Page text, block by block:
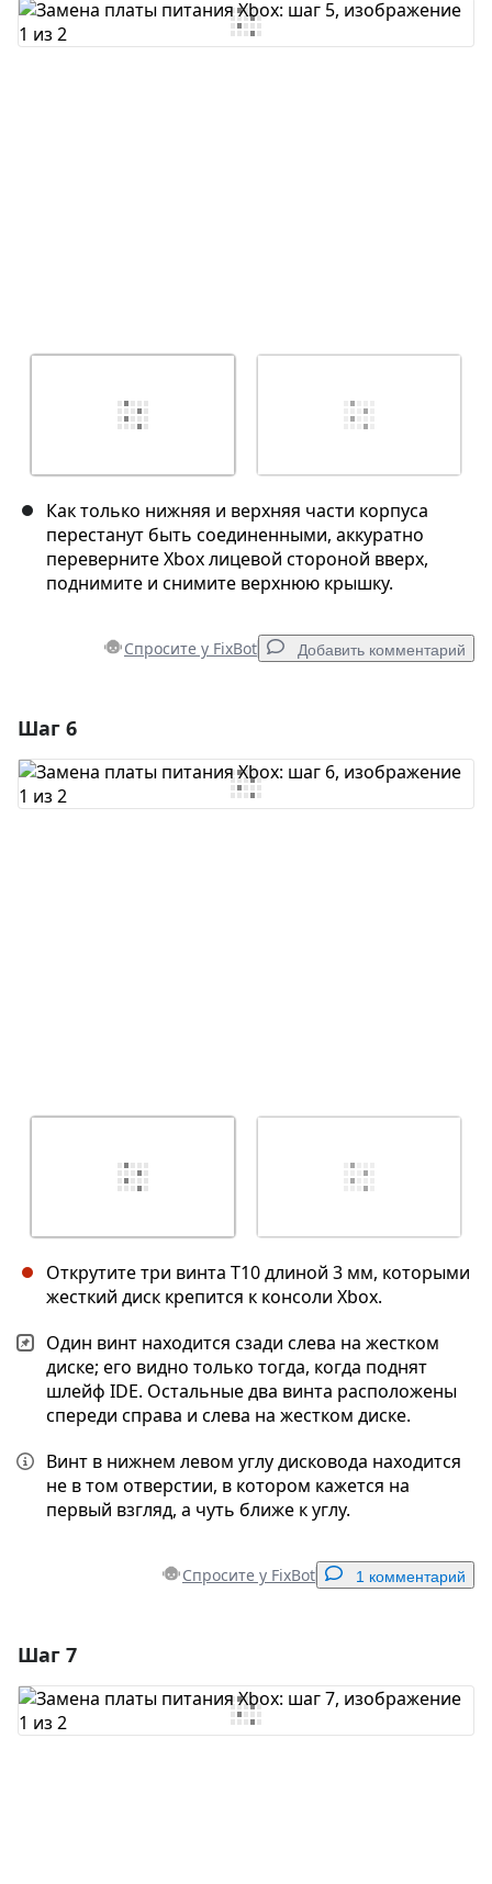
Добавить комментарий
Как только нижняя и верхняя части корпуса
перестанут быть соединенными, аккуратно
переверните Xbox лицевой стороной вверх,
поднимите и снимите верхнюю крышку.
Спросите у FixBot Добавить комментарий
Добавить комментарий
Шаг 6
Открутите три винта T10 длиной 3 мм, которыми
жесткий диск крепится к консоли Xbox.
Один винт находится сзади слева на жестком
диске; его видно только тогда, когда поднят
шлейф IDE. Остальные два винта расположены
спереди справа и слева на жестком диске.
Винт в нижнем левом углу дисковода находится
не в том отверстии, в котором кажется на
первый взгляд, а чуть ближе к углу.
Спросите у FixBot 1 комментарий
Добавить комментарий
Шаг 7